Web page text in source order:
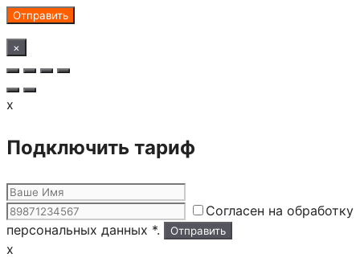
×
x
Подключить тариф
Согласен на обработку
персональных данных *.
x